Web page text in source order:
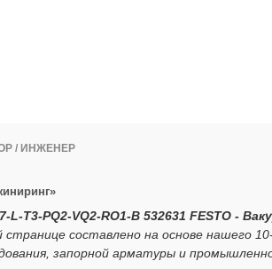
/ ИНЖЕНЕР
L-T3-PQ2-VQ2-RO1-B 532631 FESTO -
странице составлено на основе нашего
запорной арматуры и